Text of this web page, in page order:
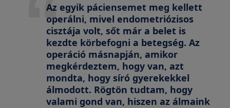
Az egyik páciensemet meg kellett
operálni, mivel endometriózisos
cisztája volt, sőt már a belet is
kezdte körbefogni a betegség. Az
operáció másnapján, amikor
megkérdeztem, hogy van, azt
mondta, hogy síró gyerekekkel
álmodott. Rögtön tudtam, hogy
valami gond van, hiszen az álmaink